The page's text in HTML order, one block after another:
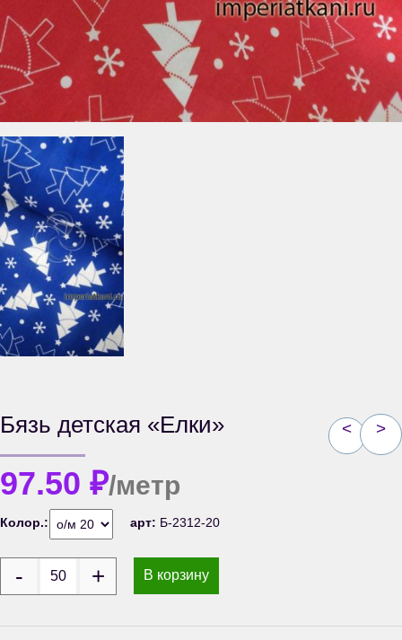
< >
Бязь детская «Елки»
97.50 ₽/метр
Колор.: арт: Б-2312-20
В корзину